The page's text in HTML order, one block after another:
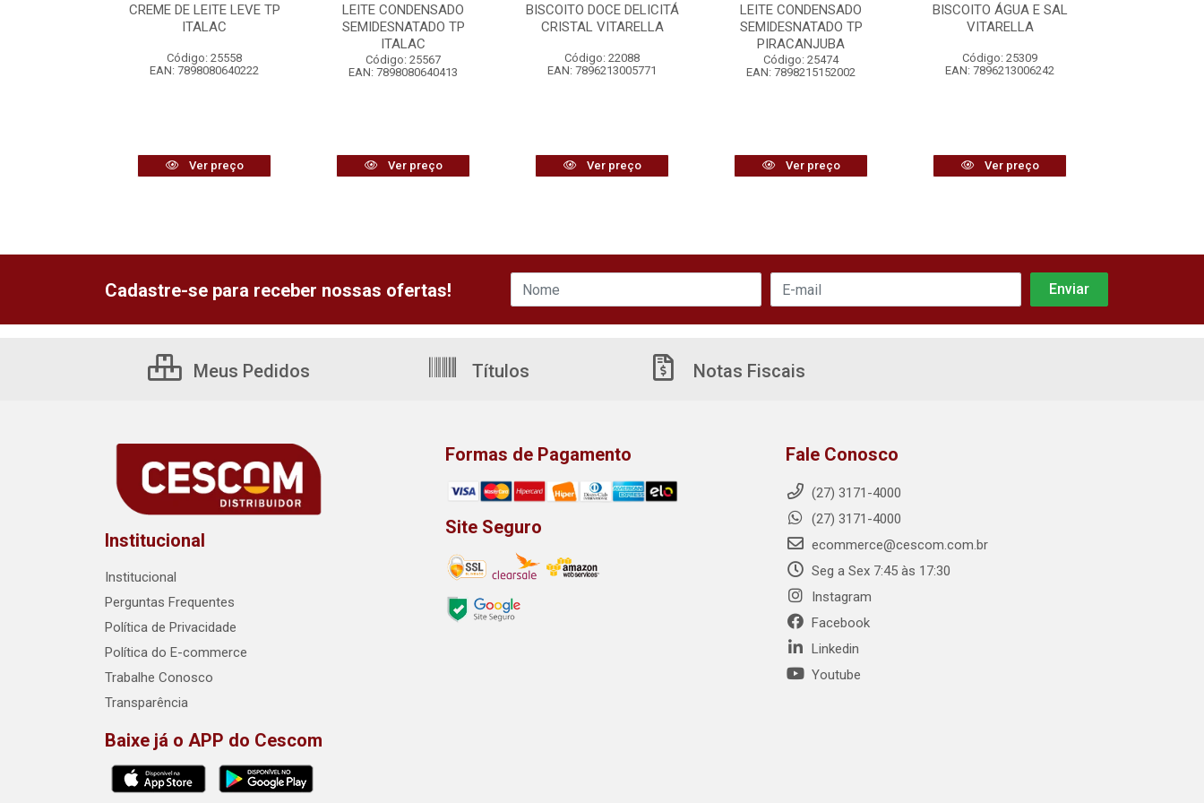
CREME DE LEITE LEVE TP
ITALAC
Código: 25558
EAN: 7898080640222
Ver preço
LEITE CONDENSADO
SEMIDESNATADO TP
ITALAC
Código: 25567
EAN: 7898080640413
Ver preço
BISCOITO DOCE DELICITÁ
CRISTAL VITARELLA
Código: 22088
EAN: 7896213005771
Ver preço
LEITE CONDENSADO
SEMIDESNATADO TP
PIRACANJUBA
Código: 25474
EAN: 7898215152002
Ver preço
BISCOITO ÁGUA E SAL
VITARELLA
Código: 25309
EAN: 7896213006242
Ver preço
Cadastre-se para receber nossas ofertas!
Meus Pedidos Títulos Notas Fiscais
Institucional
Institucional
Perguntas Frequentes
Política de Privacidade
Política do E-commerce
Trabalhe Conosco
Transparência
Baixe já o APP do Cescom
Formas de Pagamento
Site Seguro
Fale Conosco
(27) 3171-4000
(27) 3171-4000
ecommerce@cescom.com.br
Seg a Sex 7:45 às 17:30
Instagram
Facebook
Linkedin
Youtube